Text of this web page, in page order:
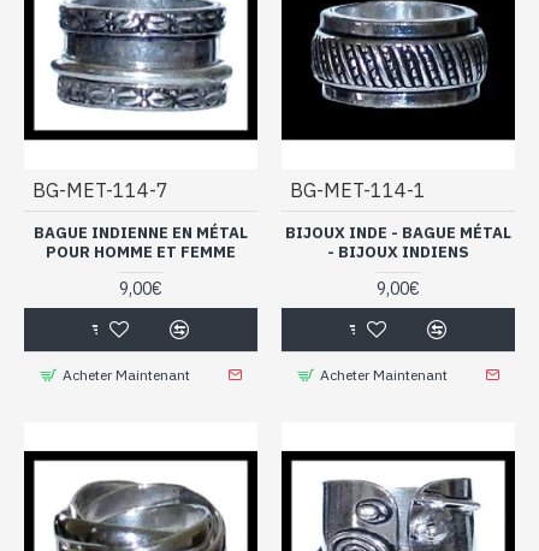
BG-MET-114-7
BAGUE INDIENNE EN MÉTAL
POUR HOMME ET FEMME
9,00€
Acheter Maintenant
BG-MET-114-1
BIJOUX INDE - BAGUE MÉTAL
- BIJOUX INDIENS
9,00€
Acheter Maintenant